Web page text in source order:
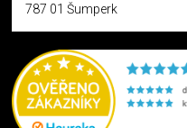
787 01 Šumperk